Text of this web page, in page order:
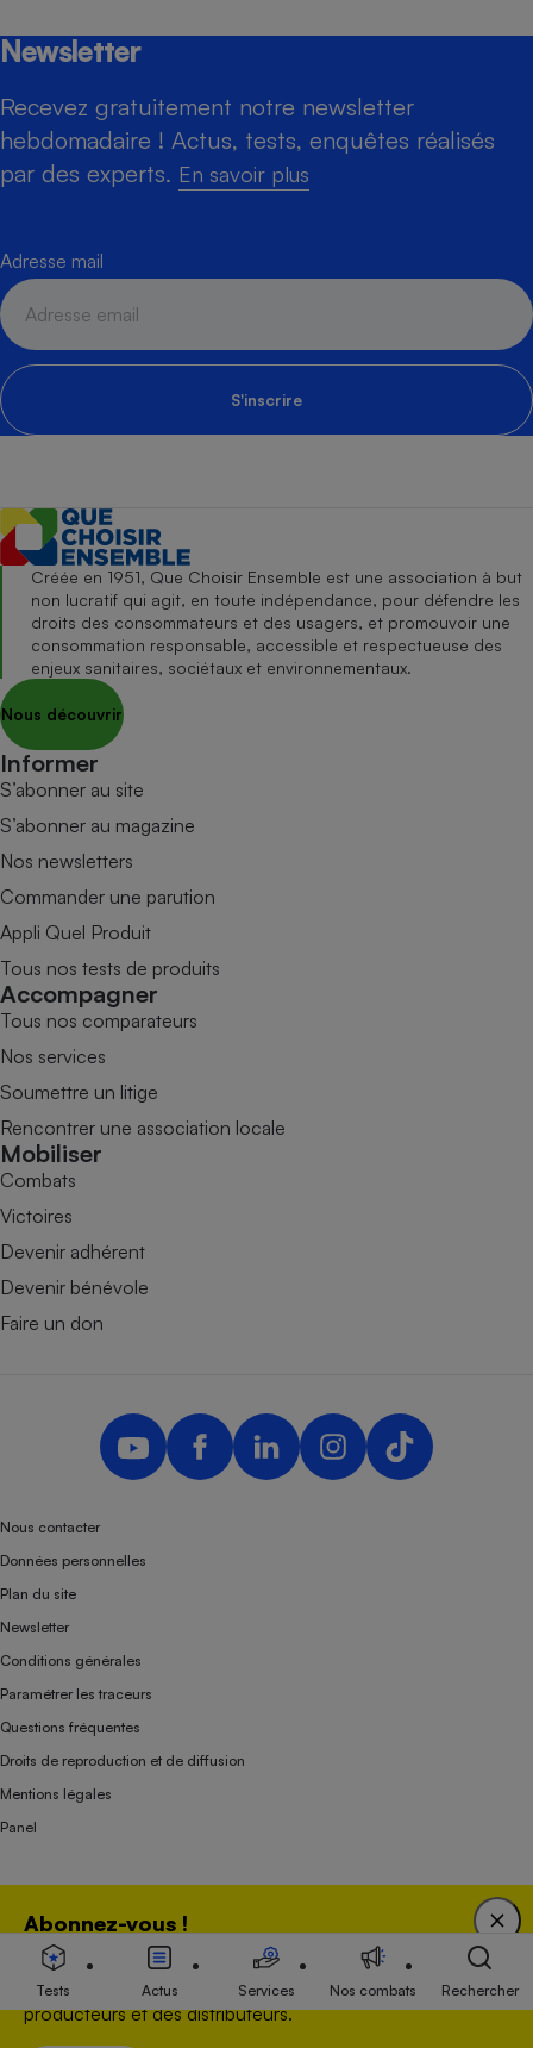
Newsletter
Recevez gratuitement notre newsletter
hebdomadaire ! Actus, tests, enquêtes réalisés
par des experts. En savoir plus
Adresse mail
S'inscrire
Abonnez-vous !
Bénéficiez d'une expertise unique tout en soutenant
une association 100 % indépendante de l'Etat, des
producteurs et des distributeurs.
Créée en 1951, Que Choisir Ensemble est une association à but
non lucratif qui agit, en toute indépendance, pour défendre les
droits des consommateurs et des usagers, et promouvoir une
consommation responsable, accessible et respectueuse des
enjeux sanitaires, sociétaux et environnementaux.
Nous découvrir
Informer
S’abonner au site
S’abonner au magazine
Nos newsletters
Commander une parution
Appli Quel Produit
Tous nos tests de produits
Accompagner
Tous nos comparateurs
Nos services
Soumettre un litige
Rencontrer une association locale
Mobiliser
Combats
Victoires
Devenir adhérent
Devenir bénévole
Faire un don
Nous contacter
Données personnelles
Plan du site
Newsletter
Conditions générales
Paramétrer les traceurs
Questions fréquentes
Droits de reproduction et de diffusion
Mentions légales
Panel
Association indépendante de l’État, des syndicats, des producteurs et des
distributeurs depuis 1951.
Tests Actus Services Nos combats Rechercher